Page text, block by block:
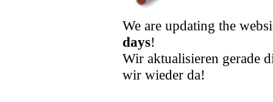
We are updating the
days!
Wir aktualisieren gerade
wir wieder da!